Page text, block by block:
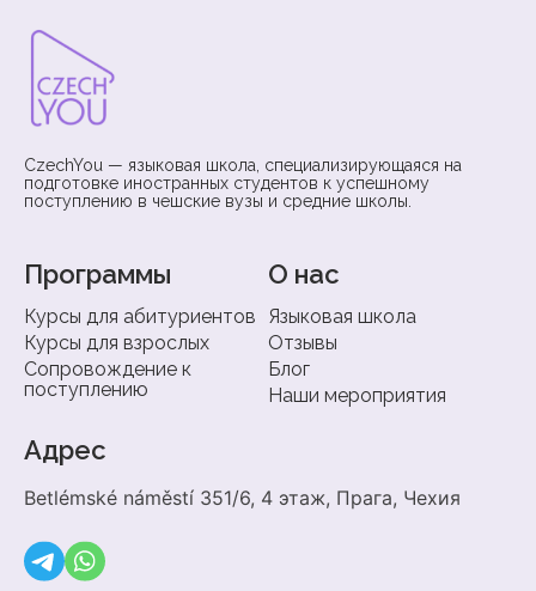
CzechYou — языковая школа, специализирующаяся на
подготовке иностранных студентов к успешному
поступлению в чешские вузы и средние школы.
Программы
Курсы для абитуриентов
Курсы для взрослых
Сопровождение к
поступлению
О нас
Языковая школа
Отзывы
Блог
Наши мероприятия
Адрес
Betlémské náměstí 351/6, 4 этаж, Прага, Чехия